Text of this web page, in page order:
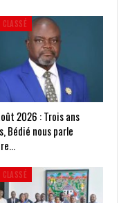
CLASSÉ
2026 : Trois ans
Bédié nous parle
CLASSÉ